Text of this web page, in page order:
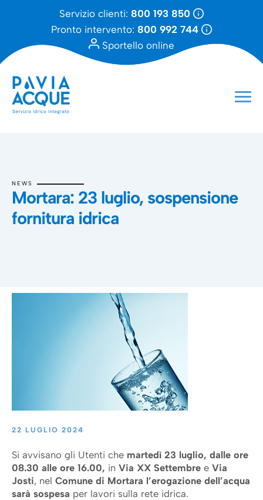
Servizio clienti: 800 193 850
Pronto intervento: 800 992 744
Sportello online
NEWS
Mortara: 23 luglio, sospensione
fornitura idrica
22 LUGLIO 2024
Si avvisano gli Utenti che martedì 23 luglio, dalle ore
08.30 alle ore 16.00, in Via XX Settembre e Via
Josti, nel Comune di Mortara l’erogazione dell’acqua
sarà sospesa per lavori sulla rete idrica.